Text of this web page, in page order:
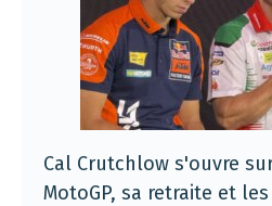
Cal Crutchlow s'ouvre
MotoGP, sa retraite et